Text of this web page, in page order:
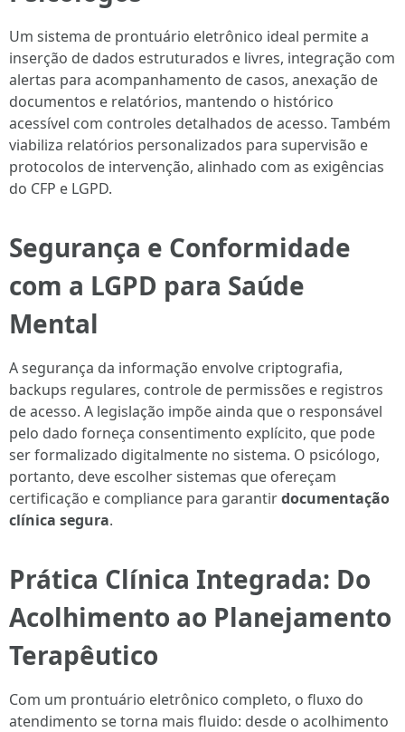
Um sistema de prontuário eletrônico ideal permite a
inserção de dados estruturados e livres, integração com
alertas para acompanhamento de casos, anexação de
documentos e relatórios, mantendo o histórico
acessível com controles detalhados de acesso. Também
viabiliza relatórios personalizados para supervisão e
protocolos de intervenção, alinhado com as exigências
do CFP e LGPD.
Segurança e Conformidade
com a LGPD para Saúde
Mental
A segurança da informação envolve criptografia,
backups regulares, controle de permissões e registros
de acesso. A legislação impõe ainda que o responsável
pelo dado forneça consentimento explícito, que pode
ser formalizado digitalmente no sistema. O psicólogo,
portanto, deve escolher sistemas que ofereçam
certificação e compliance para garantirdocumentação
clínica segura.
Prática Clínica Integrada: Do
Acolhimento ao Planejamento
Terapêutico
Com um prontuário eletrônico completo, o fluxo do
atendimento se torna mais fluido: desde o acolhimento